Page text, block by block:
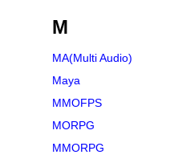
M
MA(Multi Audio)
Maya
MMOFPS
MORPG
MMORPG